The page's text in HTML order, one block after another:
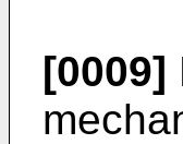
[0009]